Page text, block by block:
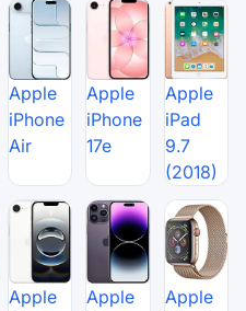
Apple
iPhone
Air
Apple
iPhone
17e
Apple
iPad
9.7
(2018)
Apple
Apple
Apple